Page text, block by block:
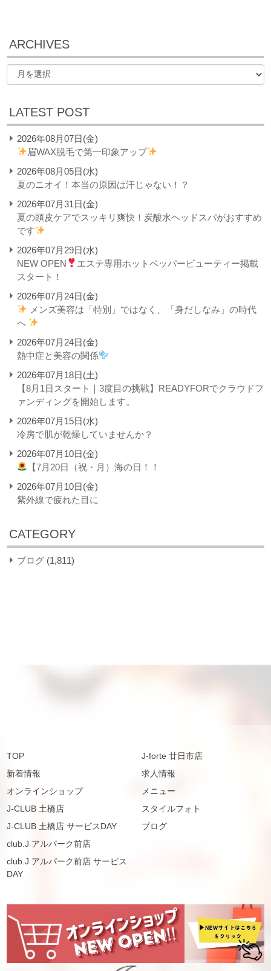
ARCHIVES
LATEST POST
2026年08月07日(金)
眉WAX脱毛で第一印象アップ
2026年08月05日(水)
夏のニオイ！本当の原因は汗じゃない！？
2026年07月31日(金)
夏の頭皮ケアでスッキリ爽快！炭酸水ヘッドスパがおすすめ
です
2026年07月29日(水)
NEW OPEN
エステ専用ホットペッパービューティー掲載
スタート！
2026年07月24日(金)
メンズ美容は「特別」ではなく、「身だしなみ」の時代
へ
2026年07月24日(金)
熱中症と美容の関係
2026年07月18日(土)
【8月1日スタート｜3度目の挑戦】READYFORでクラウドフ
ァンディングを開始します。
2026年07月15日(水)
冷房で肌が乾燥していませんか？
2026年07月10日(金)
【7月20日（祝・月）海の日！！
2026年07月10日(金)
紫外線で疲れた目に
CATEGORY
ブログ (1,811)
TOP
新着情報
オンラインショップ
J-CLUB 土橋店
J-CLUB 土橋店 サービスDAY
club.J アルパーク前店
club.J アルパーク前店 サービス
DAY
J-forte 廿日市店
求人情報
メニュー
スタイルフォト
ブログ